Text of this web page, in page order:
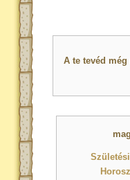
A te tevéd